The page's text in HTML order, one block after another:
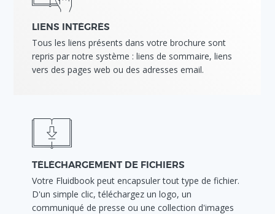
LIENS INTÉGRÉS
Tous les liens présents dans votre brochure sont
repris par notre système : liens de sommaire, liens
vers des pages web ou des adresses email.
TÉLÉCHARGEMENT DE FICHIERS
Votre Fluidbook peut encapsuler tout type de fichier.
D'un simple clic, téléchargez un logo, un
communiqué de presse ou une collection d'images